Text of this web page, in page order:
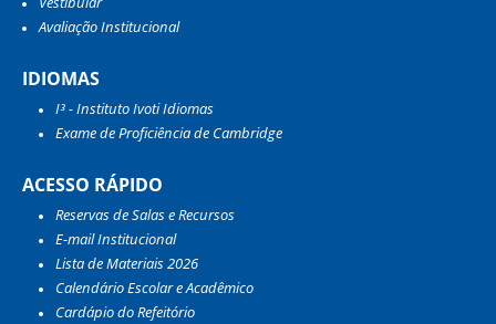
Avaliação Institucional
IDIOMAS
I³ - Instituto Ivoti Idiomas
Exame de Proficiência de Cambridge
ACESSO RÁPIDO
Reservas de Salas e Recursos
E-mail Institucional
Lista de Materiais 2026
Calendário Escolar e Acadêmico
Cardápio do Refeitório